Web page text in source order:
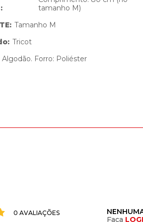
:
tamanho M)
: Tamanho M
: Tricot
Algodão. Forro: Poliéster
0 AVALIAÇÕES
Faça